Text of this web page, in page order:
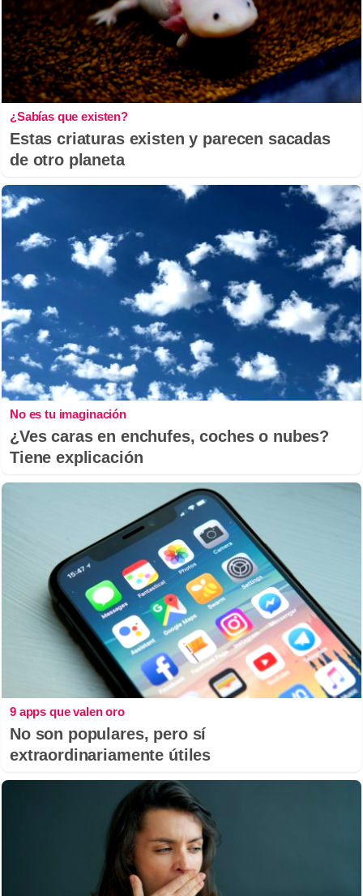
¿Sabías que existen?
Estas criaturas existen y parecen sacadas
de otro planeta
No es tu imaginación
¿Ves caras en enchufes, coches o nubes?
Tiene explicación
9 apps que valen oro
No son populares, pero sí
extraordinariamente útiles